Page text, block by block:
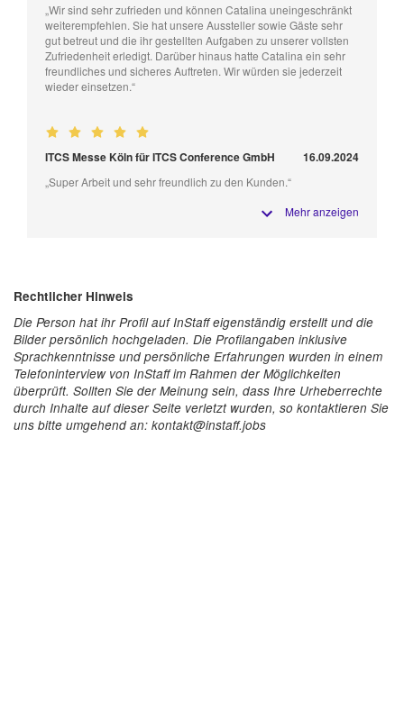
„Wir sind sehr zufrieden und können Catalina uneingeschränkt
weiterempfehlen. Sie hat unsere Aussteller sowie Gäste sehr
gut betreut und die ihr gestellten Aufgaben zu unserer vollsten
Zufriedenheit erledigt. Darüber hinaus hatte Catalina ein sehr
freundliches und sicheres Auftreten. Wir würden sie jederzeit
wieder einsetzen.“
ITCS Messe Köln für ITCS Conference GmbH 16.09.2024
„Super Arbeit und sehr freundlich zu den Kunden.“
Mehr anzeigen
Rechtlicher Hinweis
Die Person hat ihr Profil auf InStaff eigenständig erstellt und die
Bilder persönlich hochgeladen. Die Profilangaben inklusive
Sprachkenntnisse und persönliche Erfahrungen wurden in einem
Telefoninterview von InStaff im Rahmen der Möglichkeiten
überprüft. Sollten Sie der Meinung sein, dass Ihre Urheberrechte
durch Inhalte auf dieser Seite verletzt wurden, so kontaktieren Sie
uns bitte umgehend an: kontakt@instaff.jobs